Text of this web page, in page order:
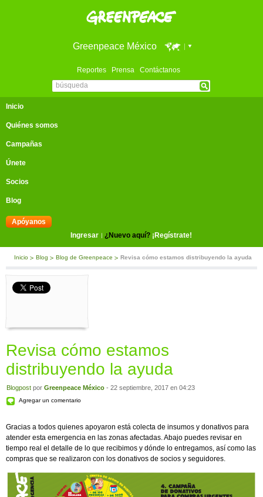
Greenpeace México
Reportes Prensa Contáctanos
Inicio
Quiénes somos
Campañas
Únete
Socios
Blog
Apóyanos
Ingresar
¿Nuevo aquí? ¡Regístrate!
Inicio Blog Blog de Greenpeace Revisa cómo estamos distribuyendo la ayuda
Revisa cómo estamos
distribuyendo la ayuda
Blogpost por Greenpeace México - 22 septiembre, 2017 en 04:23
Agregar un comentario
Gracias a todos quienes apoyaron está colecta de insumos y donativos para
atender esta emergencia en las zonas afectadas. Abajo puedes revisar en
tiempo real el detalle de lo que recibimos y dónde lo entregamos, así como las
compras que se realizaron con los donativos de socios y seguidores.